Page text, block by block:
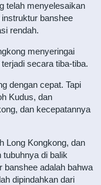
telah menyelesaikan
banshee
rendah.
menyeringai
secara tiba-tiba.
dengan cepat. Tapi
Kudus, dan
dan kecepatannya
Long Kongkong, dan
di balik
banshee adalah bahwa
dipindahkan dari